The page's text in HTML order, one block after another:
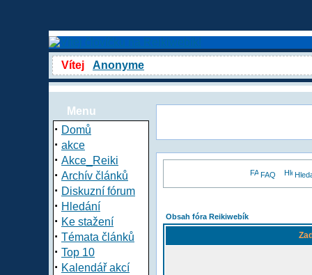
Vítej Anonyme
Menu
· Domů
· akce
· Akce_Reiki
· Archív článků
· Diskuzní fórum
· Hledání
· Ke stažení
· Témata článků
· Top 10
· Kalendář akcí
FAQ
Obsah fóra Reikiwebík